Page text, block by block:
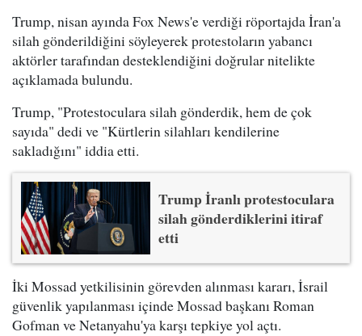
Trump, nisan ayında Fox News'e verdiği röportajda İran'a
silah gönderildiğini söyleyerek protestoların yabancı
aktörler tarafından desteklendiğini doğrular nitelikte
açıklamada bulundu.
Trump, "Protestoculara silah gönderdik, hem de çok
sayıda" dedi ve "Kürtlerin silahları kendilerine
sakladığını" iddia etti.
Trump İranlı protestoculara
silah gönderdiklerini itiraf
etti
İki Mossad yetkilisinin görevden alınması kararı, İsrail
güvenlik yapılanması içinde Mossad başkanı Roman
Gofman ve Netanyahu'ya karşı tepkiye yol açtı.